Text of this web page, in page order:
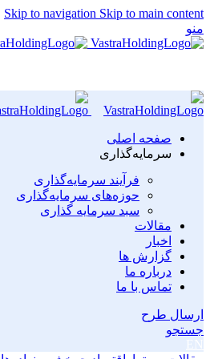
Skip to navigation Skip to main content
منو
صفحه اصلی
سرمایه‌گذاری
فرآیند سرمایه‌گذاری
حوزه‌های سرمایه‌گذاری
سبد سرمایه گذاری
مقالات
اخبار
گزارش ها
درباره ما
تماس با ما
ارسال طرح
جستجو
EN